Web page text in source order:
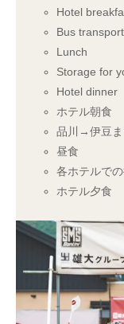
Hotel
Bus
Lunch
Storage for
Hotel dinner
ホテル朝食
品川→伊豆ま
昼食
各ホテルで
ホテル夕食